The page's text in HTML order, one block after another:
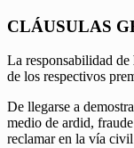
CLÁUSULAS
La responsabilidad de
de los respectivos
De llegarse a
medio de ardid,
reclamar en la vía